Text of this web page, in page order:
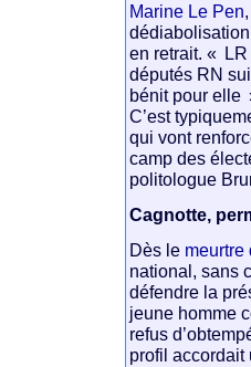
Marine Le Pen
en retrait. « LR
députés RN
bénit pour elle
C’est
qui vont
camp des
politologue
Cagnotte,
Dès le meurtre
national, sans
défendre la
jeune homme
refus
profil accordait